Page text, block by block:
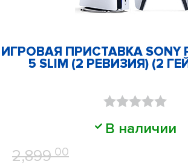
ИГРОВАЯ ПРИСТАВКА SONY
5 SLIM (2 РЕВИЗИЯ) (2
В наличии
2,899 00